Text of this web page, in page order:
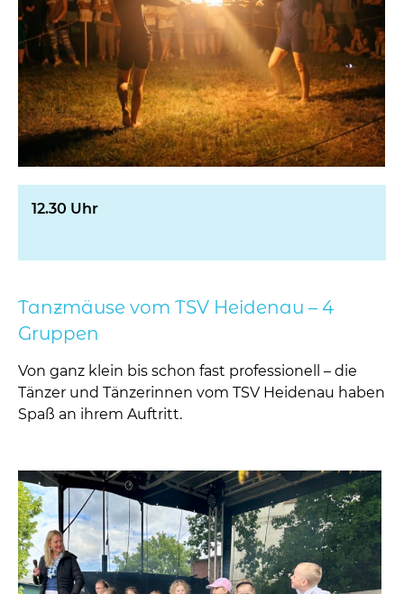
12.30 Uhr
Tanzmäuse vom TSV Heidenau – 4
Gruppen
Von ganz klein bis schon fast professionell – die
Tänzer und Tänzerinnen vom TSV Heidenau haben
Spaß an ihrem Auftritt.